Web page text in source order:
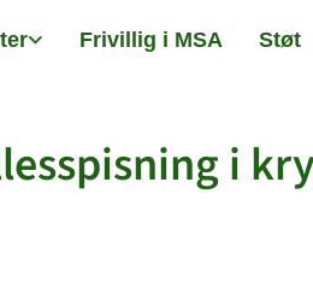
Frivillig i MSA Støt
i